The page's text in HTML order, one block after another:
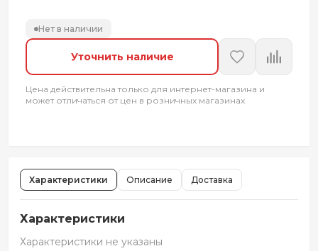
Нет в наличии
Уточнить наличие
Цена действительна только для интернет-магазина и
может отличаться от цен в розничных магазинах
Характеристики Описание Доставка
Характеристики
Характеристики не указаны